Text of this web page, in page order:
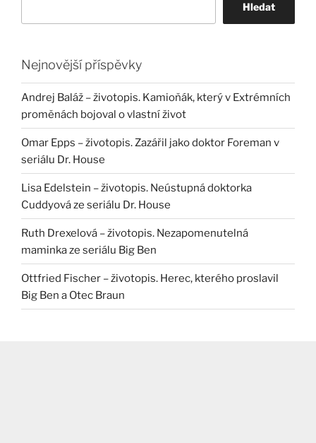
Hledat
Nejnovější příspěvky
Andrej Baláž – životopis. Kamioňák, který v Extrémních
proměnách bojoval o vlastní život
Omar Epps – životopis. Zazářil jako doktor Foreman v
seriálu Dr. House
Lisa Edelstein – životopis. Neústupná doktorka
Cuddyová ze seriálu Dr. House
Ruth Drexelová – životopis. Nezapomenutelná
maminka ze seriálu Big Ben
Ottfried Fischer – životopis. Herec, kterého proslavil
Big Ben a Otec Braun